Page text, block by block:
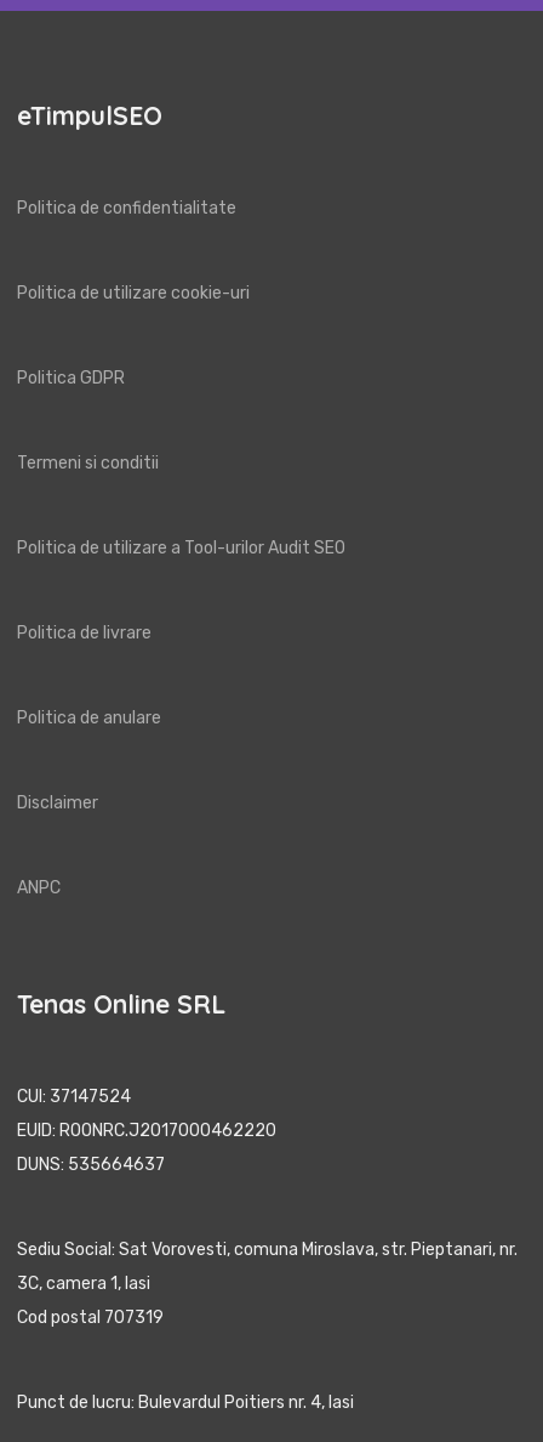
eTimpulSEO
Politica de confidentialitate
Politica de utilizare cookie-uri
Politica GDPR
Termeni si conditii
Politica de utilizare a Tool-urilor Audit SEO
Politica de livrare
Politica de anulare
Disclaimer
ANPC
Tenas Online SRL
CUI: 37147524
EUID: ROONRC.J2017000462220
DUNS: 535664637
Sediu Social: Sat Vorovesti, comuna Miroslava, str. Pieptanari, nr.
3C, camera 1, Iasi
Cod postal 707319
Punct de lucru: Bulevardul Poitiers nr. 4, Iasi